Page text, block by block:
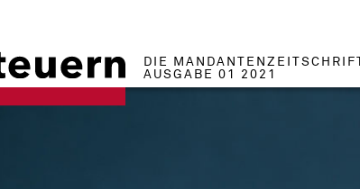
DIE MANDANTENZEITSCHRIFT
AUSGABE 01 2021